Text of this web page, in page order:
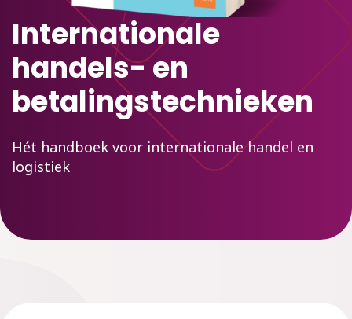
Internationale
handels- en
betalingstechnieken
Hét handboek voor internationale handel en
logistiek